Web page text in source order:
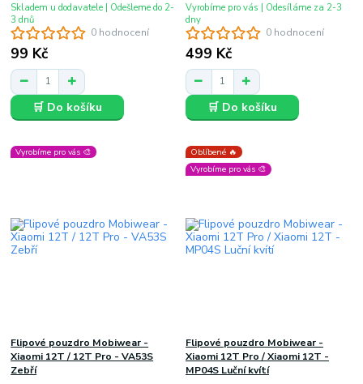
0 hodnocení
99 Kč
Skladem u dodavatele | Odešleme do 2-
3 dnů
🛒 Do košíku
0 hodnocení
499 Kč
Vyrobíme pro vás | Odesíláme za 2-3
dny
🛒 Do košíku
Vyrobíme pro vás 🎨
Flipové pouzdro Mobiwear -
Xiaomi 12T / 12T Pro - VA53S
Zebří
Oblíbené 🔥
Vyrobíme pro vás 🎨
Flipové pouzdro Mobiwear -
Xiaomi 12T Pro / Xiaomi 12T -
MP04S Luční kvítí